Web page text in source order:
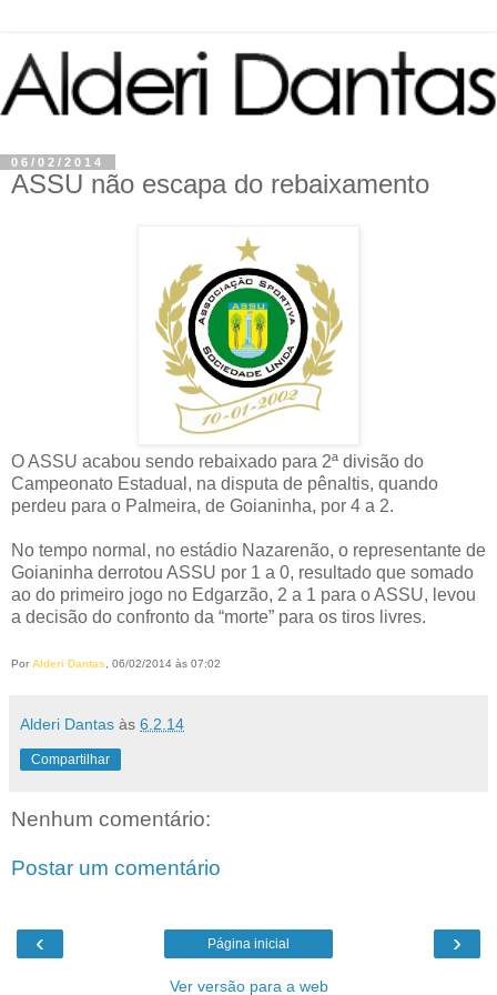
06/02/2014
ASSU não escapa do rebaixamento
O ASSU acabou sendo rebaixado para 2ª divisão do
Campeonato Estadual, na disputa de pênaltis, quando
perdeu para o Palmeira, de Goianinha, por 4 a 2.
No tempo normal, no estádio Nazarenão, o representante de
Goianinha derrotou ASSU por 1 a 0, resultado que somado
ao do primeiro jogo no Edgarzão, 2 a 1 para o ASSU, levou
a decisão do confronto da “morte” para os tiros livres.
Por Alderi Dantas, 06/02/2014 às 07:02
Alderi Dantas às 6.2.14
Compartilhar
Nenhum comentário:
Postar um comentário
‹ ›
Página inicial
Ver versão para a web